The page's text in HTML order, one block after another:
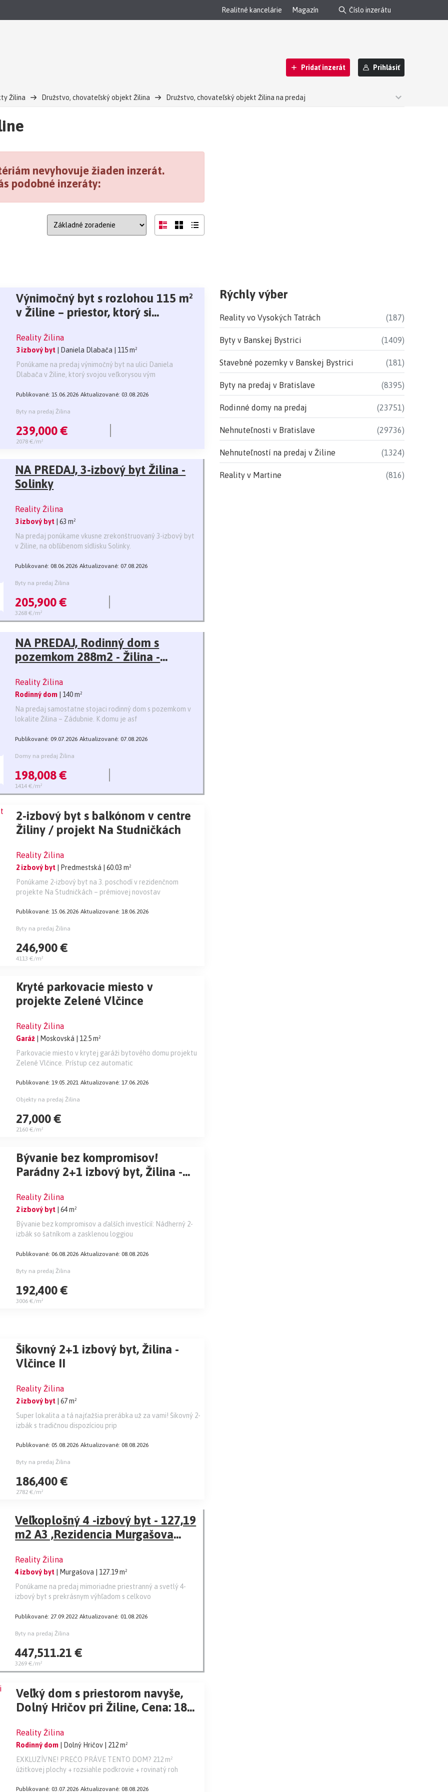
Realitné kancelárie Magazín
Pridať inzerát Prihlásiť
Žilina Družstvo, chovateľský objekt Žilina Družstvo, chovateľský objekt Žilina na predaj
nevyhovuje žiaden inzerát.
podobné inzeráty:
Výnimočný byt s rozlohou 115 m²
v Žiline – priestor, ktorý si
Reality Žilina
3 izbový byt | Daniela Dlabača
| 115 m²
Ponúkame na predaj výnimočný byt na ulici Daniela
Dlabača v Žiline, ktorý svojou veľkorysou vým
Publikované: 15.06.2026 Aktualizované: 03.08.2026
Byty na predaj Žilina
239,000 €
2078 €/m²
NA PREDAJ, 3-izbový byt Žilina -
Solinky
Reality Žilina
3 izbový byt
| 63 m²
Na predaj ponúkame vkusne zrekonštruovaný 3-izbový byt
v Žiline, na obľúbenom sídlisku Solinky.
Publikované: 08.06.2026 Aktualizované: 07.08.2026
Byty na predaj Žilina
205,900 €
3268 €/m²
NA PREDAJ, Rodinný dom s
pozemkom 288m2 - Žilina -
Reality Žilina
Rodinný dom
| 140 m²
Na predaj samostatne stojaci rodinný dom s pozemkom v
lokalite Žilina – Zádubnie. K domu je asf
Publikované: 09.07.2026 Aktualizované: 07.08.2026
Domy na predaj Žilina
198,008 €
1414 €/m²
2-izbový byt s balkónom v centre
Žiliny / projekt Na Studničkách
Reality Žilina
2 izbový byt | Predmestská
| 60.03 m²
Ponúkame 2-izbový byt na 3. poschodí v rezidenčnom
projekte Na Studničkách – prémiovej novostav
Publikované: 15.06.2026 Aktualizované: 18.06.2026
Byty na predaj Žilina
246,900 €
4113 €/m²
Kryté parkovacie miesto v
projekte Zelené Vlčince
Reality Žilina
Garáž | Moskovská
| 12.5 m²
Parkovacie miesto v krytej garáži bytového domu projektu
Zelené Vlčince. Prístup cez automatic
Publikované: 19.05.2021 Aktualizované: 17.06.2026
Objekty na predaj Žilina
27,000 €
2160 €/m²
Bývanie bez kompromisov!
Parádny 2+1 izbový byt, Žilina -
Reality Žilina
2 izbový byt
| 64 m²
Bývanie bez kompromisov a ďalších investícií: Nádherný 2-
izbák so šatníkom a zasklenou loggiou
Publikované: 06.08.2026 Aktualizované: 08.08.2026
Byty na predaj Žilina
192,400 €
3006 €/m²
Šikovný 2+1 izbový byt, Žilina -
Vlčince II
Reality Žilina
2 izbový byt
| 67 m²
Super lokalita a tá najťažšia prerábka už za vami! Šikovný 2-
izbák s tradičnou dispozíciou prip
Publikované: 05.08.2026 Aktualizované: 08.08.2026
Byty na predaj Žilina
186,400 €
2782 €/m²
Veľkoplošný 4 -izbový byt - 127,19
m2 A3 ,Rezidencia Murgašova
Reality Žilina
4 izbový byt | Murgašova
| 127.19 m²
Ponúkame na predaj mimoriadne priestranný a svetlý 4-
izbový byt s prekrásnym výhľadom s celkovo
Publikované: 27.09.2022 Aktualizované: 01.08.2026
Byty na predaj Žilina
447,511.21 €
3269 €/m²
Veľký dom s priestorom navyše,
Dolný Hričov pri Žiline, Cena: 189
Reality Žilina
Rodinný dom | Dolný Hričov | 212 m²
EXKLUZÍVNE! PREČO PRÁVE TENTO DOM? 212 m²
úžitkovej plochy + rozsiahle podkrovie + rovinatý roh
Publikované: 03.07.2026 Aktualizované: 08.08.2026
Rýchly výber
Reality vo Vysokých Tatrách (187)
Byty v Banskej Bystrici (1409)
Stavebné pozemky v Banskej Bystrici (181)
Byty na predaj v Bratislave (8395)
Rodinné domy na predaj (23751)
Nehnuteľnosti v Bratislave (29736)
Nehnuteľností na predaj v Žiline (1324)
Reality v Martine (816)